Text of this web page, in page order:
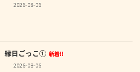
2026-08-06
縁日ごっこ① 新着!!
2026-08-06